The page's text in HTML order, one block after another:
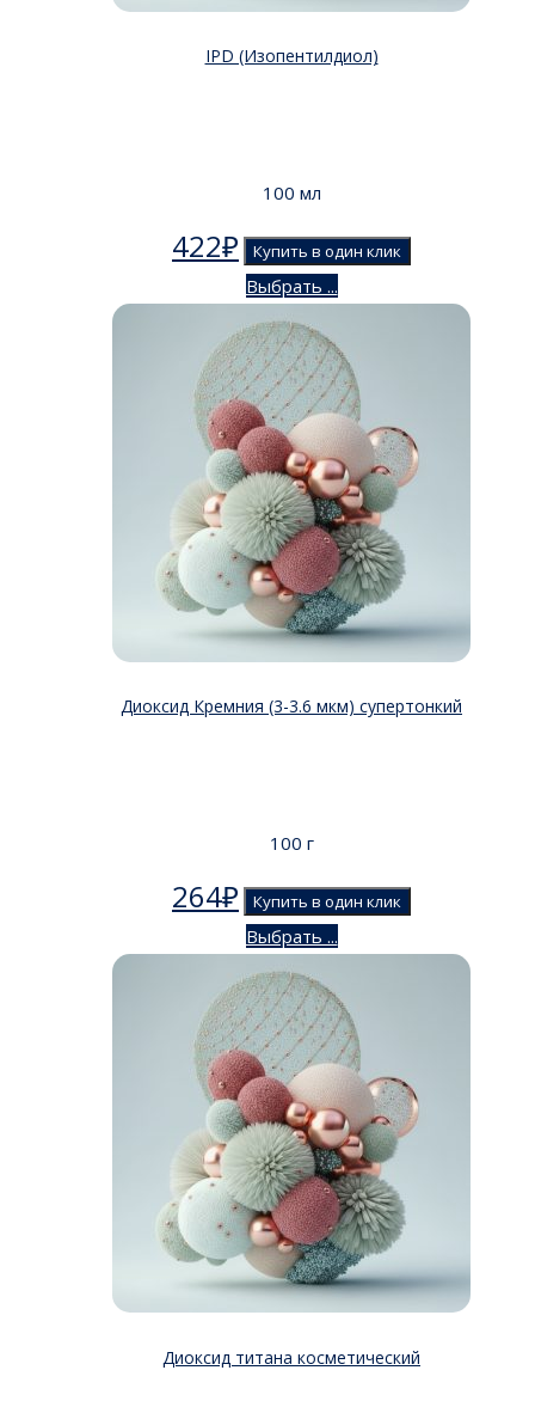
IPD (Изопентилдиол)
100 мл
422₽ Купить в один клик
Выбрать ...
Диоксид Кремния (3-3.6 мкм) супертонкий
100 г
264₽ Купить в один клик
Выбрать ...
Диоксид титана косметический